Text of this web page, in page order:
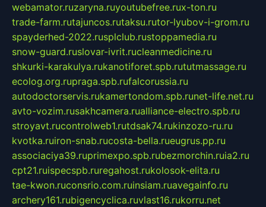
webamator.ruzaryna.ruyoutubefree.rux-ton.ru
trade-farm.rutajuncos.rutaksu.rutor-lyubov-i-grom.ru
spayderhed-2022.rusplclub.rustoppamedia.ru
snow-guard.ruslovar-ivrit.rucleanmedicine.ru
shkurki-karakulya.rukanotiforet.spb.rututmassage.ru
ecolog.org.rupraga.spb.rufalcorussia.ru
autodoctorservis.rukamertondom.spb.runet-life.net.ru
avto-vozim.rusakhcamera.rualliance-electro.spb.ru
stroyavt.rucontrolweb1.rutdsak74.rukinzozo-ru.ru
kvotka.ruiron-snab.rucosta-bella.rueugrus.pp.ru
associaciya39.ruprimexpo.spb.rubezmorchin.ruia2.ru
cpt21.ruispecspb.ruregahost.rukolosok-elita.ru
tae-kwon.ruconsrio.com.ruinsiam.ruavegainfo.ru
archery161.rubigencyclica.ruvlast16.rukorru.net